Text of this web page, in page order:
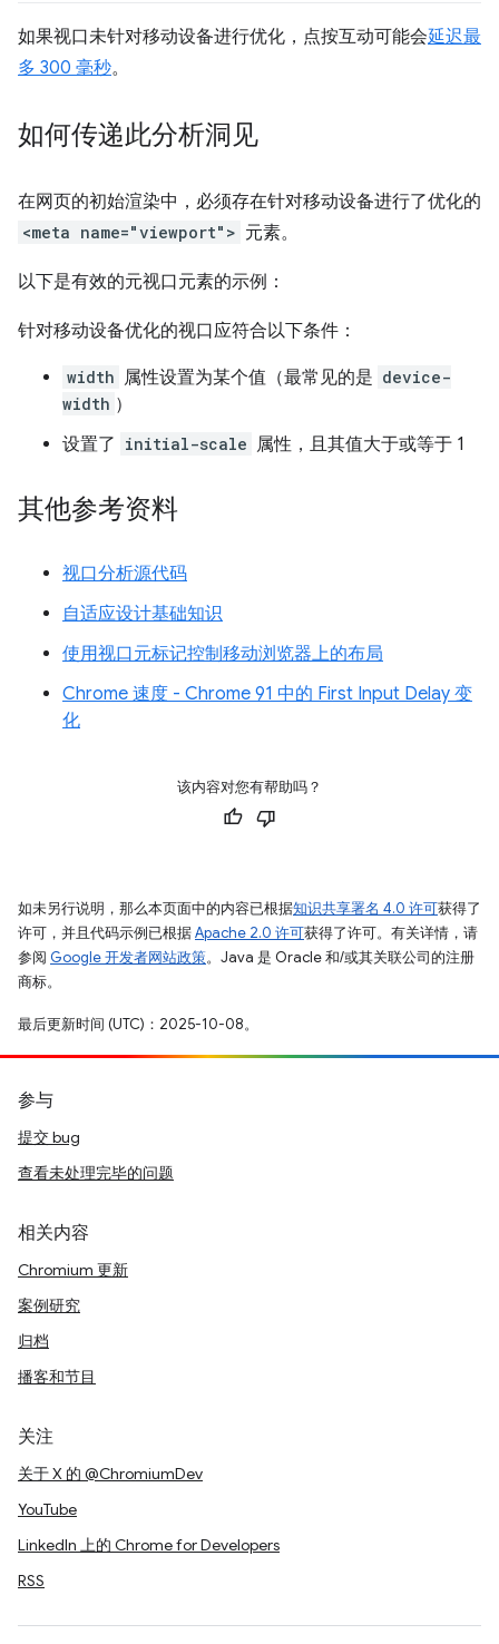
如果视口未针对移动设备进行优化，点按互动可能会延迟最
多 300 毫秒。
如何传递此分析洞见
在网页的初始渲染中，必须存在针对移动设备进行了优化的
<meta name="viewport"> 元素。
以下是有效的元视口元素的示例：
针对移动设备优化的视口应符合以下条件：
width 属性设置为某个值（最常见的是 device-
width ）
设置了 initial-scale 属性，且其值大于或等于 1
其他参考资料
视口分析源代码
自适应设计基础知识
使用视口元标记控制移动浏览器上的布局
Chrome 速度 - Chrome 91 中的 First Input Delay 变
化
该内容对您有帮助吗？
如未另行说明，那么本页面中的内容已根据知识共享署名 4.0 许可获得了
许可，并且代码示例已根据Apache 2.0 许可获得了许可。有关详情，请
参阅 Google 开发者网站政策。Java 是 Oracle 和/或其关联公司的注册
商标。
最后更新时间 (UTC)：2025-10-08。
参与
提交 bug
查看未处理完毕的问题
相关内容
Chromium 更新
案例研究
归档
播客和节目
关注
关于 X 的 @ChromiumDev
YouTube
LinkedIn 上的 Chrome for Developers
RSS